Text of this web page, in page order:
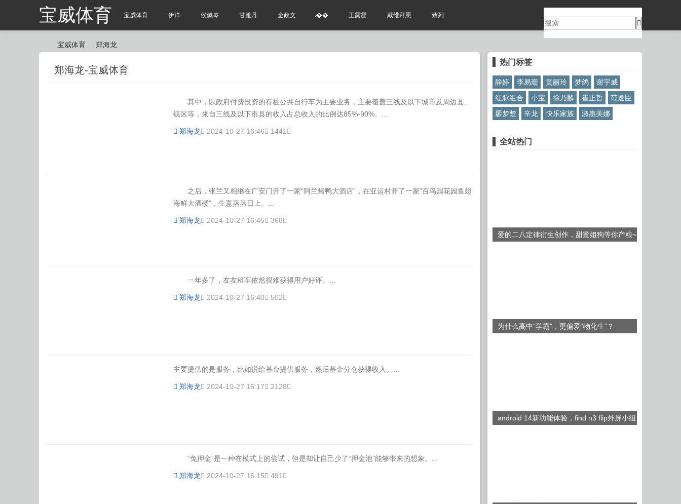
宝威体育 宝威体育 伊洋 侯佩岑 甘雅丹 金政文 ̷�� 王露凝 戴维拜恩 致列
宝威体育 郑海龙
郑海龙-宝威体育
其中，以政府付费投资的有桩公共自行车为主要业务，主要覆盖三线及以下城市及周边县、
镇区等，来自三线及以下市县的收入占总收入的比例达85%-90%。...
郑海龙 2024-10-27 16:46 1441
之后，张兰又相继在广安门开了一家“阿兰烤鸭大酒店”，在亚运村开了一家“百鸟园花园鱼翅
海鲜大酒楼”，生意蒸蒸日上。...
郑海龙 2024-10-27 16:45 368
一年多了，友友租车依然很难获得用户好评。...
郑海龙 2024-10-27 16:40 502
主要提供的是服务，比如说给基金提供服务，然后基金分仓获得收入。...
郑海龙 2024-10-27 16:17 2128
“免押金”是一种在模式上的尝试，但是却让自己少了“押金池”能够带来的想象。...
郑海龙 2024-10-27 16:15 491
热门标签
静婷 李易珊 黄丽玲 梦鸽
谢宇威
红脉组合
小宝 徐乃麟 崔正哲
范逸臣
廖梦楚
辛龙 快乐家族 淑惠美娜
全站热门
爱的二八定律衍生创作，甜蜜姐狗等你产粮~
为什么高中“学霸”，更偏爱“物化生”？
android 14新功能体验，find n3 flip外屏小组